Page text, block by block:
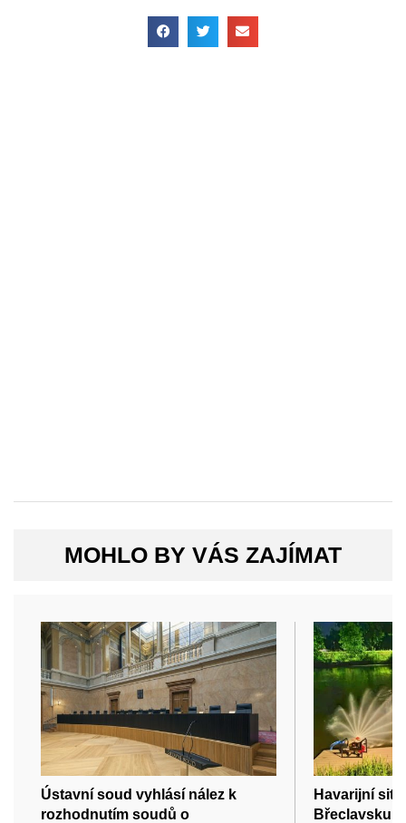
MOHLO BY VÁS ZAJÍMAT
Ústavní soud vyhlásí nález k
rozhodnutím soudů o
Havarijní
Břeclavsku: